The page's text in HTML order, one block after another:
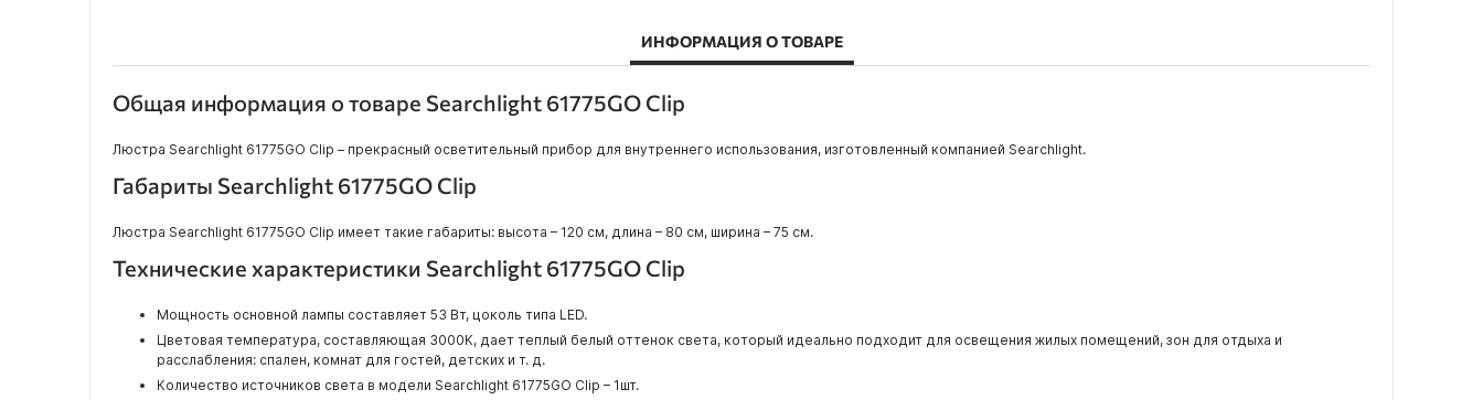
ИНФОРМАЦИЯ О ТОВАРЕ
Общая информация о товаре Searchlight 61775GO Clip
Люстра Searchlight 61775GO Clip – прекрасный осветительный прибор для внутреннего использования, изготовленный компанией Searchlight.
Габариты Searchlight 61775GO Clip
Люстра Searchlight 61775GO Clip имеет такие габариты: высота – 120 см, длина – 80 см, ширина – 75 см.
Технические характеристики Searchlight 61775GO Clip
Мощность основной лампы составляет 53 Вт, цоколь типа LED.
Цветовая температура, составляющая 3000K, дает теплый белый оттенок света, который идеально подходит для освещения жилых помещений, зон для отдыха и
расслабления: спален, комнат для гостей, детских и т. д.
Количество источников света в модели Searchlight 61775GO Clip – 1шт.